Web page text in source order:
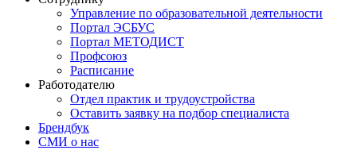
Управление по образовательной деятельности
Портал ЭСБУС
Портал МЕТОДИСТ
Профсоюз
Расписание
Работодателю
Отдел практик и трудоустройства
Оставить заявку на подбор специалиста
Брендбук
СМИ о нас